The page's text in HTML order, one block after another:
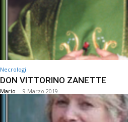
Necrologi
DON VITTORINO ZANETTE
Mario - 9 Marzo 2019